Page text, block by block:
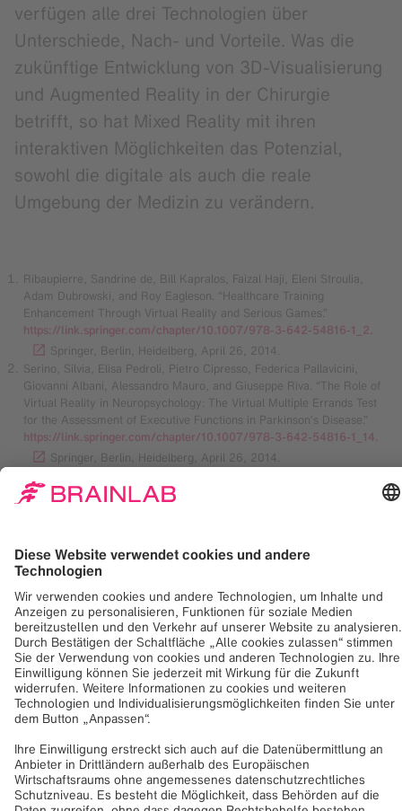
verfügen alle drei Technologien über
Unterschiede, Nach- und Vorteile. Was die
zukünftige Entwicklung von 3D-Visualisierung
und Augmented Reality in der Chirurgie
betrifft, so hat Mixed Reality mit ihren
interaktiven Möglichkeiten das Potenzial,
sowohl die digitale als auch die reale
Umgebung der Medizin zu verändern.
Ribaupierre, Sandrine de, Bill Kapralos, Faizal Haji, Eleni Stroulia,
Adam Dubrowski, and Roy Eagleson. “Healthcare Training
Enhancement Through Virtual Reality and Serious Games.”
https://link.springer.com/chapter/10.1007/978-3-642-54816-1_2.
Springer, Berlin, Heidelberg, April 26, 2014.
Serino, Silvia, Elisa Pedroli, Pietro Cipresso, Federica Pallavicini,
Giovanni Albani, Alessandro Mauro, and Giuseppe Riva. “The Role of
Virtual Reality in Neuropsychology: The Virtual Multiple Errands Test
for the Assessment of Executive Functions in Parkinson’s Disease.”
https://link.springer.com/chapter/10.1007/978-3-642-54816-1_14.
Springer, Berlin, Heidelberg, April 26, 2014.
Beyond the Lab
Alle Artikel anzeigen